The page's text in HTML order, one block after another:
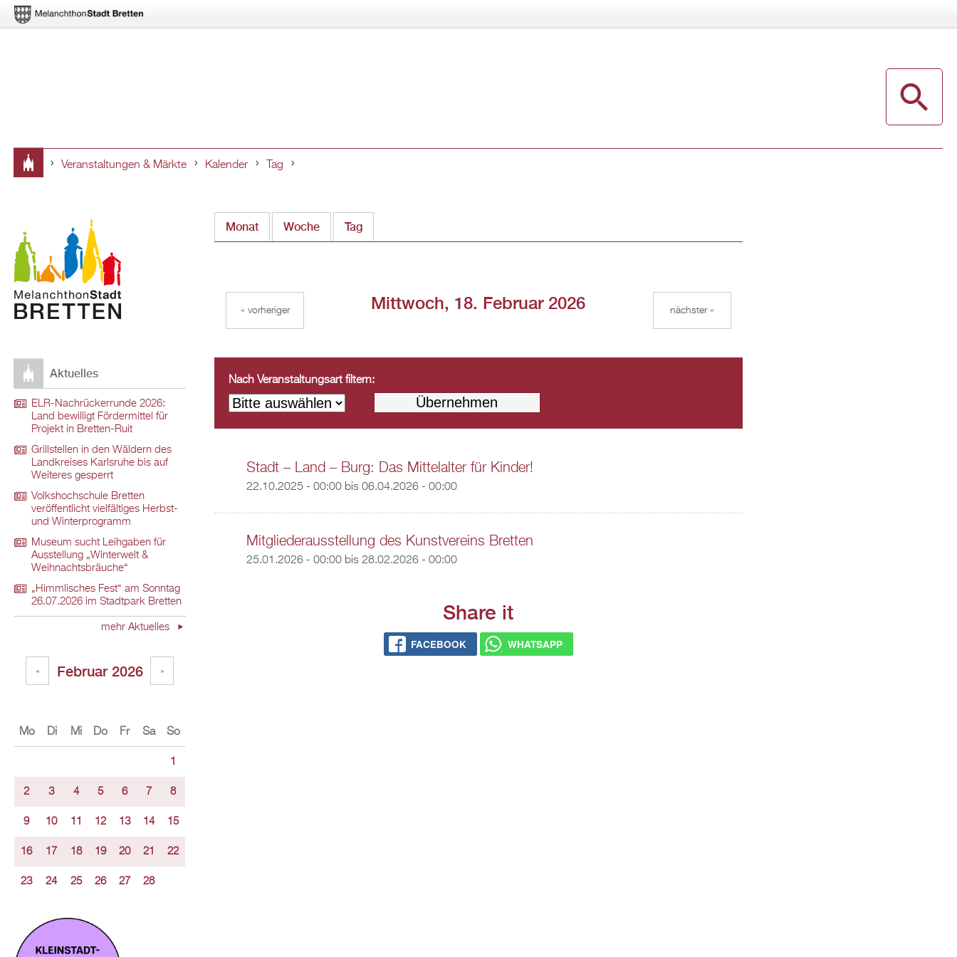
hier
Veranstaltungen & Märkte Kalender Tag
Monat Woche Tag(aktiver Reiter)
Mittwoch, 18. Februar 2026
« vorheriger nächster »
Nach Veranstaltungsart filtern:
Stadt – Land – Burg: Das Mittelalter für Kinder!
22.10.2025 - 00:00bis 06.04.2026 - 00:00
Mitgliederausstellung des Kunstvereins Bretten
25.01.2026 - 00:00bis 28.02.2026 - 00:00
Share it
FACEBOOK WHATSAPP
Aktuelles
ELR-Nachrückerrunde 2026:
Land bewilligt Fördermittel für
Projekt in Bretten-Ruit
Grillstellen in den Wäldern des
Landkreises Karlsruhe bis auf
Weiteres gesperrt
Volkshochschule Bretten
veröffentlicht vielfältiges Herbst-
und Winterprogramm
Museum sucht Leihgaben für
Ausstellung „Winterwelt &
Weihnachtsbräuche“
„Himmlisches Fest“ am Sonntag
26.07.2026 im Stadtpark Bretten
mehr Aktuelles
Februar 2026
« »
Mo Di Mi Do Fr Sa So
1
2 3 4 5 6 7 8
9 10 11 12 13 14 15
16 17 18 19 20 21 22
23 24 25 26 27 28